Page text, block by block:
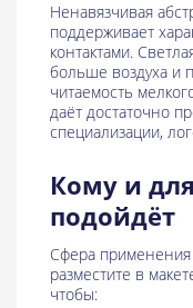
Ненавязчивая
поддерживает
контактами.
больше воздуха и
читаемость
даёт достаточно
специализации,
Кому и
подойдёт
Сфера применения
разместите в
чтобы: